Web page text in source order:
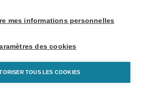
mes informations personnelles
des cookies
TOUS LES COOKIES